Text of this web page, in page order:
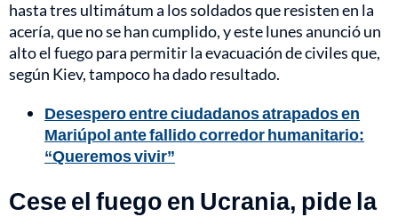
hasta tres ultimátum a los soldados que resisten en la
acería, que no se han cumplido, y este lunes anunció un
alto el fuego para permitir la evacuación de civiles que,
según Kiev, tampoco ha dado resultado.
Desespero entre ciudadanos atrapados en
Mariúpol ante fallido corredor humanitario:
“Queremos vivir”
Cese el fuego en Ucrania, pide la